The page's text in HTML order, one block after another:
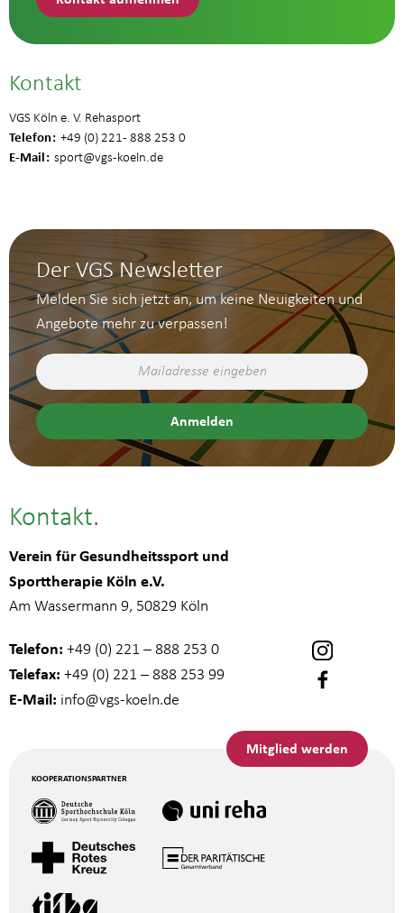
Kontakt
VGS Köln e. V. Rehasport
Telefon +49 (0) 221 - 888 253 0
E-Mail sport@vgs-koeln.de
Der VGS Newsletter
Melden Sie sich jetzt an, um keine Neuigkeiten und
Angebote mehr zu verpassen!
Kontakt
Verein für Gesundheitssport und
Sporttherapie Köln e.V.
Am Wassermann 9, 50829 Köln
Telefon: +49 (0) 221 – 888 253 0
Telefax: +49 (0) 221 – 888 253 99
E-Mail: info@vgs-koeln.de
Mitglied werden
KOOPERATIONSPARTNER